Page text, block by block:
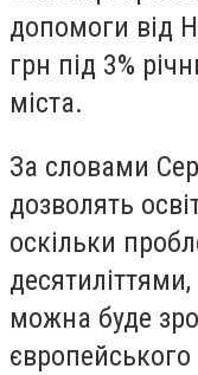
допомоги від
грн під 3%
міста.
За словами
дозволять
оскільки
можна буде